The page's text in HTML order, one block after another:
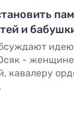
и
идею
-
кавалеру